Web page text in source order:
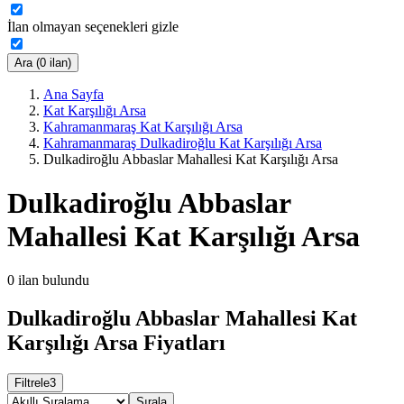
İlan olmayan seçenekleri gizle
Ara (0 ilan)
Ana Sayfa
Kat Karşılığı Arsa
Kahramanmaraş Kat Karşılığı Arsa
Kahramanmaraş Dulkadiroğlu Kat Karşılığı Arsa
Dulkadiroğlu Abbaslar Mahallesi Kat Karşılığı Arsa
Dulkadiroğlu Abbaslar
Mahallesi Kat Karşılığı Arsa
0 ilan bulundu
Dulkadiroğlu Abbaslar Mahallesi Kat
Karşılığı Arsa Fiyatları
Filtrele3